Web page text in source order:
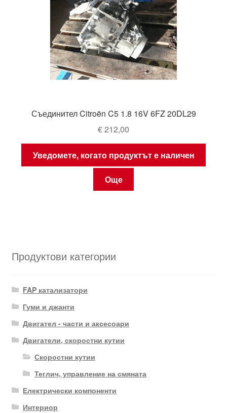
Съединител Citroën C5 1.8 16V 6FZ 20DL29
€212,00
Уведомете, когато продуктът е наличен
Още
Продуктови категории
FAP катализатори
Гуми и джанти
Двигател - части и аксесоари
Двигатели, скоростни кутии
Скоростни кутии
Теглич, управление на смяната
Електрически компоненти
Интериор